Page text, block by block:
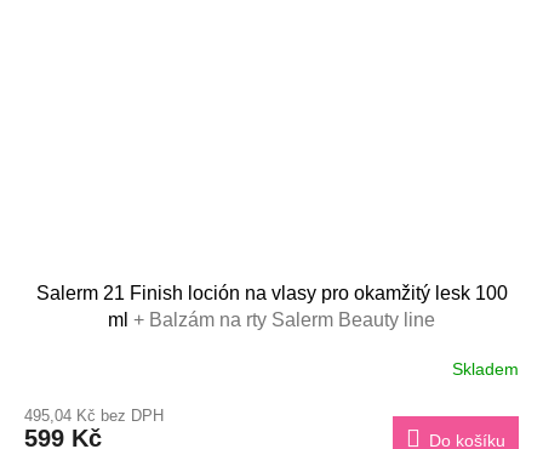
Salerm 21 Finish loción na vlasy pro okamžitý lesk 100
ml + Balzám na rty Salerm Beauty line
produktu
je
Skladem
495,04 Kč bez DPH
599 Kč Do košíku